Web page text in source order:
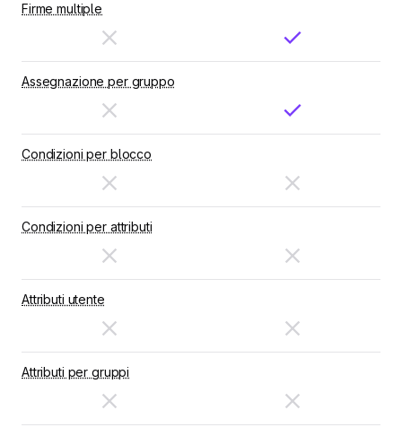
Firme multiple
Assegnazione per gruppo
Condizioni per blocco
Condizioni per attributi
Attributi utente
Attributi per gruppi